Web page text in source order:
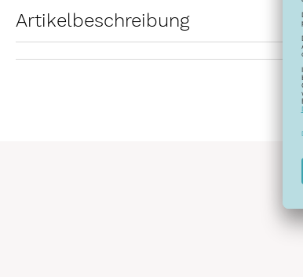
Artikelbeschreibung